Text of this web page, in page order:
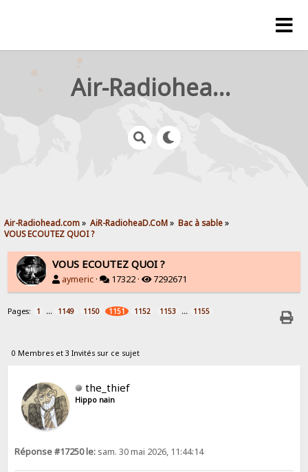
Air-Radiohead.com
Air-Radiohead.com» AiR-RadioheaD.CoM» Bac à sable»
VOUS ECOUTEZ QUOI ?
VOUS ECOUTEZ QUOI ?
aymeric · 17322 · 7292671
Pages: 1 ... 1149 1150 1151 1152 1153 ... 1155
0 Membres et 3 Invités sur ce sujet
the_thief
Hippo nain
Réponse #17250 le: sam. 30 mai 2026, 11:44:14